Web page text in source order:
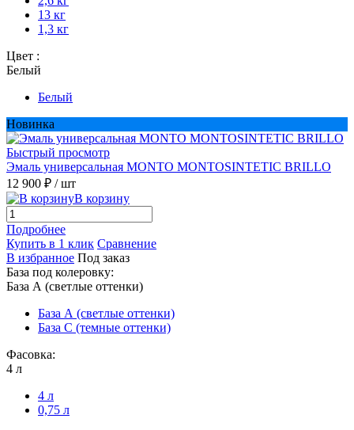
13 кг
1,3 кг
Цвет :
Белый
Белый
Новинка
Быстрый просмотр
Эмаль универсальная MONTO MONTOSINTETIC BRILLO
12 900 ₽ / шт
В корзину
Подробнее
Купить в 1 клик Сравнение
В избранное Под заказ
База под колеровку:
База А (светлые оттенки)
База А (светлые оттенки)
База С (темные оттенки)
Фасовка:
4 л
4 л
0,75 л